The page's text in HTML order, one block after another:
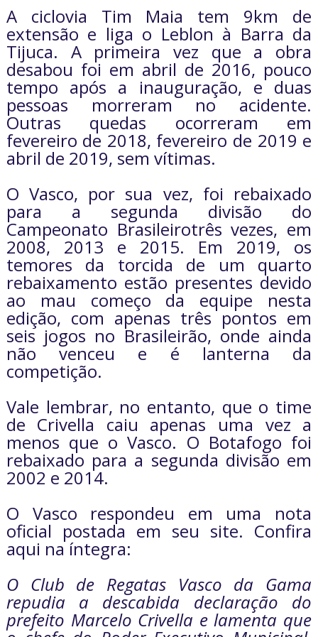
A ciclovia Tim Maia tem 9km de
extensão e liga o Leblon à Barra da
Tijuca. A primeira vez que a obra
desabou foi em abril de 2016, pouco
tempo após a inauguração, e duas
pessoas morreram no acidente.
Outras quedas ocorreram em
fevereiro de 2018, fevereiro de 2019 e
abril de 2019, sem vítimas.
O Vasco, por sua vez, foi rebaixado
para a segunda divisão do
Campeonato Brasileirotrês vezes, em
2008, 2013 e 2015. Em 2019, os
temores da torcida de um quarto
rebaixamento estão presentes devido
ao mau começo da equipe nesta
edição, com apenas três pontos em
seis jogos no Brasileirão, onde ainda
não venceu e é lanterna da
competição.
Vale lembrar, no entanto, que o time
de Crivella caiu apenas uma vez a
menos que o Vasco. O Botafogo foi
rebaixado para a segunda divisão em
2002 e 2014.
O Vasco respondeu em uma nota
oficial postada em seu site. Confira
aqui na íntegra:
O Club de Regatas Vasco da Gama
repudia a descabida declaração do
prefeito Marcelo Crivella e lamenta que